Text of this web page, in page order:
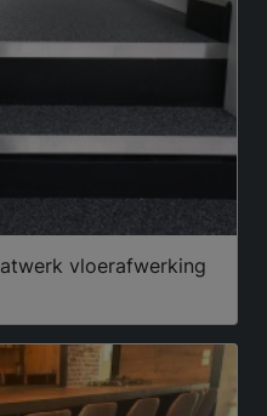
vloerafwerking